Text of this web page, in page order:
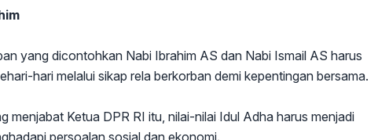
yang dicontohkan Nabi Ibrahim AS dan Nabi Ismail AS harus
hari melalui sikap rela berkorban demi kepentingan bersama.
menjabat Ketua DPR RI itu, nilai-nilai Idul Adha harus menjadi